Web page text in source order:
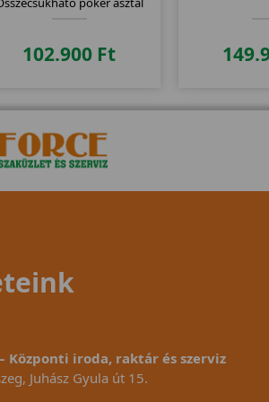
102.900 Ft
Központi iroda, raktár és szerviz
Juhász Gyula út 15.